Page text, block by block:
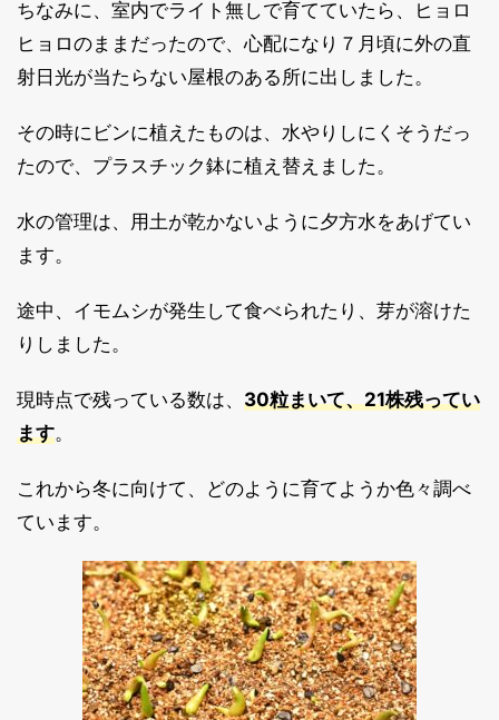
ちなみに、室内でライト無しで育てていたら、ヒョロ
ヒョロのままだったので、心配になり７月頃に外の直
射日光が当たらない屋根のある所に出しました。
その時にビンに植えたものは、水やりしにくそうだっ
たので、プラスチック鉢に植え替えました。
水の管理は、用土が乾かないように夕方水をあげてい
ます。
途中、イモムシが発生して食べられたり、芽が溶けた
りしました。
現時点で残っている数は、 30粒まいて、21株残ってい
ます。
これから冬に向けて、どのように育てようか色々調べ
ています。